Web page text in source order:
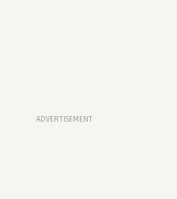
ADVERTISEMENT